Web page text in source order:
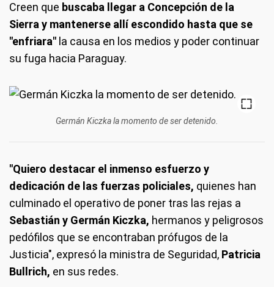
Creen que buscaba llegar a Concepción de la
Sierra y mantenerse allí escondido hasta que se
"enfriara" la causa en los medios y poder continuar
su fuga hacia Paraguay.
Germán Kiczka la momento de ser detenido.
"Quiero destacar el inmenso esfuerzo y
dedicación de las fuerzas policiales, quienes han
culminado el operativo de poner tras las rejas a
Sebastián y Germán Kiczka, hermanos y peligrosos
pedófilos que se encontraban prófugos de la
Justicia", expresó la ministra de Seguridad, Patricia
Bullrich, en sus redes.